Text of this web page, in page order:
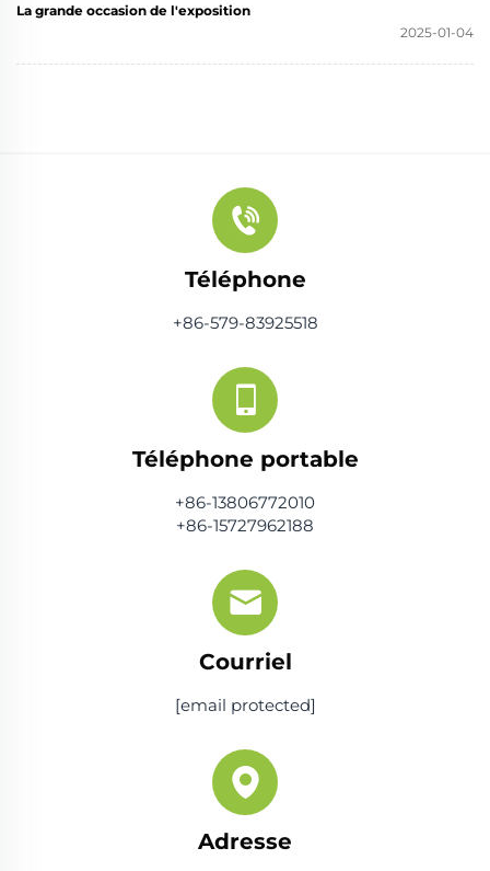
La grande occasion de l'exposition
2025-01-04
Téléphone
+86-579-83925518
Téléphone portable
+86-13806772010
+86-15727962188
Courriel
[email protected]
Adresse